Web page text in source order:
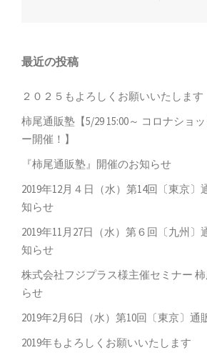
ゲ
ー
シ
ョ
ン
最近の投稿
２０２５もよろしくお願いいたします
柿尾通販塾【5/29 15:00～ コロナショ
ー開催！】
『柿尾通販塾』開催のお知らせ
2019年12月４日（水）第14回〔東京
知らせ
2019年11月27日（水）第６回〔九州
知らせ
株式会社フジプラス様主催セミナー
らせ
2019年2月6日（水）第10回〔東京〕
2019年もよろしくお願いいたします